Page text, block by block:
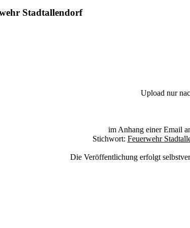
Stadtallendorf
Upload nur
im Anhang einer Email
Stichwort: Feuerwehr
Die Veröffentlichung erfolgt